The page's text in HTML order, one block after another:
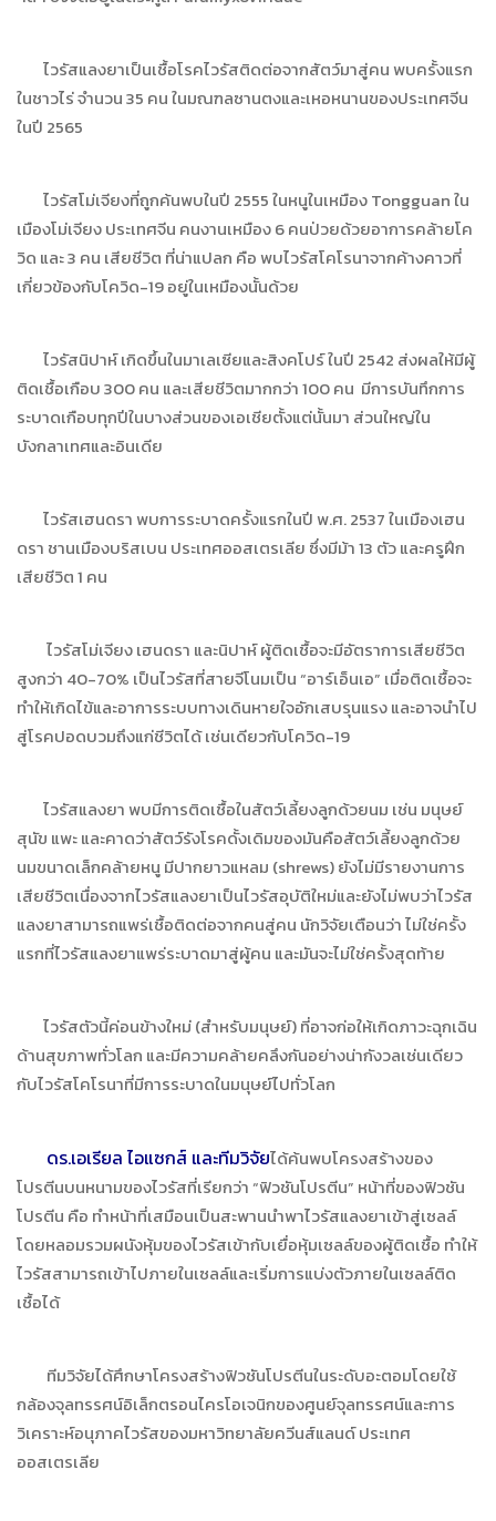
ไวรัสแลงยาเป็นเชื้อโรคไวรัสติดต่อจากสัตว์มาสู่คน พบครั้งแรก
ในชาวไร่ จำนวน 35 คน ในมณฑลซานตงและเหอหนานของประเทศจีน
ในปี 2565
ไวรัสโม่เจียงที่ถูกค้นพบในปี 2555 ในหนูในเหมือง Tongguan ใน
เมืองโม่เจียง ประเทศจีน คนงานเหมือง 6 คนป่วยด้วยอาการคล้ายโค
วิด และ 3 คน เสียชีวิต ที่น่าแปลก คือ พบไวรัสโคโรนาจากค้างคาวที่
เกี่ยวข้องกับโควิด-19 อยู่ในเหมืองนั้นด้วย
ไวรัสนิปาห์ เกิดขึ้นในมาเลเซียและสิงคโปร์ ในปี 2542 ส่งผลให้มีผู้
ติดเชื้อเกือบ 300 คน และเสียชีวิตมากกว่า 100 คน มีการบันทึกการ
ระบาดเกือบทุกปีในบางส่วนของเอเชียตั้งแต่นั้นมา ส่วนใหญ่ใน
บังกลาเทศและอินเดีย
ไวรัสเฮนดรา พบการระบาดครั้งแรกในปี พ.ศ. 2537 ในเมืองเฮน
ดรา ชานเมืองบริสเบน ประเทศออสเตรเลีย ซึ่งมีม้า 13 ตัว และครูฝึก
เสียชีวิต 1 คน
ไวรัสโม่เจียง เฮนดรา และนิปาห์ ผู้ติดเชื้อจะมีอัตราการเสียชีวิต
สูงกว่า 40-70% เป็นไวรัสที่สายจีโนมเป็น “อาร์เอ็นเอ” เมื่อติดเชื้อจะ
ทำให้เกิดไข้และอาการระบบทางเดินหายใจอักเสบรุนแรง และอาจนำไป
สู่โรคปอดบวมถึงแก่ชีวิตได้ เช่นเดียวกับโควิด-19
ไวรัสแลงยา พบมีการติดเชื้อในสัตว์เลี้ยงลูกด้วยนม เช่น มนุษย์
สุนัข แพะ และคาดว่าสัตว์รังโรคดั้งเดิมของมันคือสัตว์เลี้ยงลูกด้วย
นมขนาดเล็กคล้ายหนู มีปากยาวแหลม (shrews) ยังไม่มีรายงานการ
เสียชีวิตเนื่องจากไวรัสแลงยาเป็นไวรัสอุบัติใหม่และยังไม่พบว่าไวรัส
แลงยาสามารถแพร่เชื้อติดต่อจากคนสู่คน นักวิจัยเตือนว่า ไม่ใช่ครั้ง
แรกที่ไวรัสแลงยาแพร่ระบาดมาสู่ผู้คน และมันจะไม่ใช่ครั้งสุดท้าย
ไวรัสตัวนี้ค่อนข้างใหม่ (สำหรับมนุษย์) ที่อาจก่อให้เกิดภาวะฉุกเฉิน
ด้านสุขภาพทั่วโลก และมีความคล้ายคลึงกันอย่างน่ากังวลเช่นเดียว
กับไวรัสโคโรนาที่มีการระบาดในมนุษย์ไปทั่วโลก
ดร.เอเรียล ไอแซกส์ และทีมวิจัยได้ค้นพบโครงสร้างของ
โปรตีนบนหนามของไวรัสที่เรียกว่า “ฟิวชันโปรตีน” หน้าที่ของฟิวชัน
โปรตีน คือ ทำหน้าที่เสมือนเป็นสะพานนำพาไวรัสแลงยาเข้าสู่เซลล์
โดยหลอมรวมผนังหุ้มของไวรัสเข้ากับเยื่อหุ้มเซลล์ของผู้ติดเชื้อ ทำให้
ไวรัสสามารถเข้าไปภายในเซลล์และเริ่มการแบ่งตัวภายในเซลล์ติด
เชื้อได้
ทีมวิจัยได้ศึกษาโครงสร้างฟิวชันโปรตีนในระดับอะตอมโดยใช้
กล้องจุลทรรศน์อิเล็กตรอนไครโอเจนิกของศูนย์จุลทรรศน์และการ
วิเคราะห์อนุภาคไวรัสของมหาวิทยาลัยควีนส์แลนด์ ประเทศ
ออสเตรเลีย